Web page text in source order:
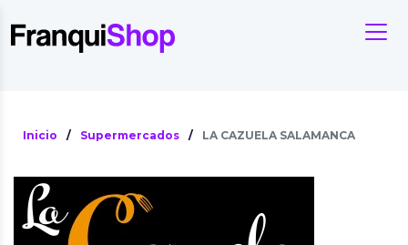
Inicio / Supermercados / LA CAZUELA SALAMANCA